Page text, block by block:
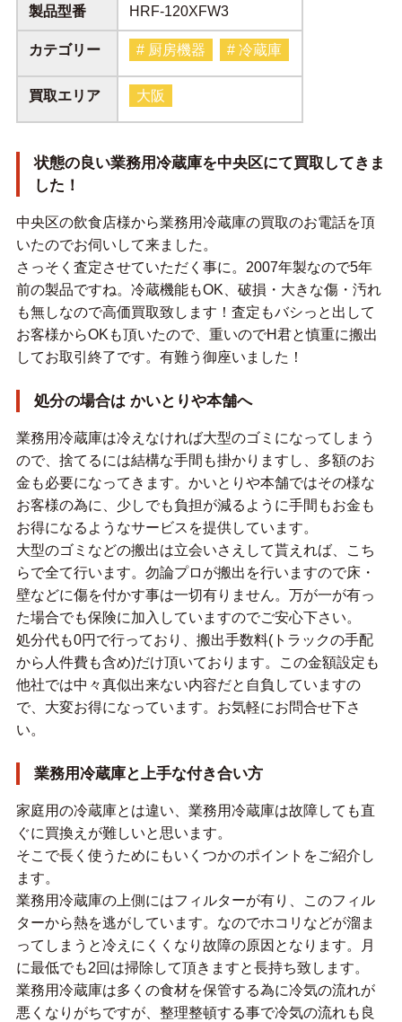
製品型番 HRF-120XFW3
カテゴリー # 厨房機器 # 冷蔵庫
買取エリア 大阪
状態の良い業務用冷蔵庫を中央区にて買取してきま
した！
中央区の飲食店様から業務用冷蔵庫の買取のお電話を頂
いたのでお伺いして来ました。
さっそく査定させていただく事に。2007年製なので5年
前の製品ですね。冷蔵機能もOK、破損・大きな傷・汚れ
も無しなので高価買取致します！査定もバシっと出して
お客様からOKも頂いたので、重いのでH君と慎重に搬出
してお取引終了です。有難う御座いました！
処分の場合は かいとりや本舗へ
業務用冷蔵庫は冷えなければ大型のゴミになってしまう
ので、捨てるには結構な手間も掛かりますし、多額のお
金も必要になってきます。かいとりや本舗ではその様な
お客様の為に、少しでも負担が減るように手間もお金も
お得になるようなサービスを提供しています。
大型のゴミなどの搬出は立会いさえして貰えれば、こち
らで全て行います。勿論プロが搬出を行いますので床・
壁などに傷を付かす事は一切有りません。万が一が有っ
た場合でも保険に加入していますのでご安心下さい。
処分代も0円で行っており、搬出手数料(トラックの手配
から人件費も含め)だけ頂いております。この金額設定も
他社では中々真似出来ない内容だと自負していますの
で、大変お得になっています。お気軽にお問合せ下さ
い。
業務用冷蔵庫と上手な付き合い方
家庭用の冷蔵庫とは違い、業務用冷蔵庫は故障しても直
ぐに買換えが難しいと思います。
そこで長く使うためにもいくつかのポイントをご紹介し
ます。
業務用冷蔵庫の上側にはフィルターが有り、このフィル
ターから熱を逃がしています。なのでホコリなどが溜ま
ってしまうと冷えにくくなり故障の原因となります。月
に最低でも2回は掃除して頂きますと長持ち致します。
業務用冷蔵庫は多くの食材を保管する為に冷気の流れが
悪くなりがちですが、整理整頓する事で冷気の流れも良